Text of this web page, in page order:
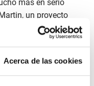
Acerca de las cookies
más en serio
un proyecto
otro. Si
de civilización Le
al alcance
de una medianera